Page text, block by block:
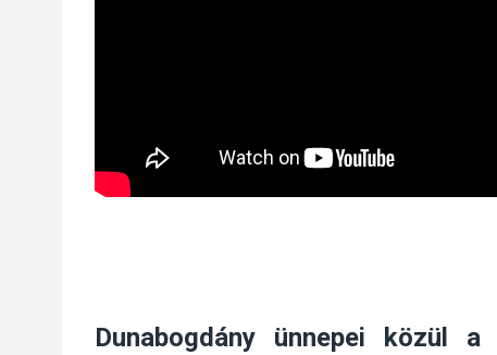
Dunabogdány ünnepei közül